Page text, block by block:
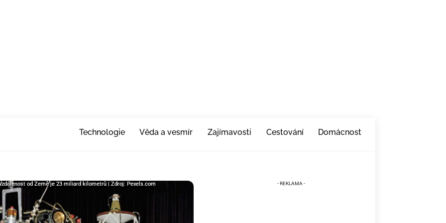
Technologie Věda a vesmír Zajímavosti Cestování Domácnost
od Země je 23 miliard kilometrů | Zdroj: Pexels.com
od Země je 23 miliard kilometrů | Zdroj: Pexels.com